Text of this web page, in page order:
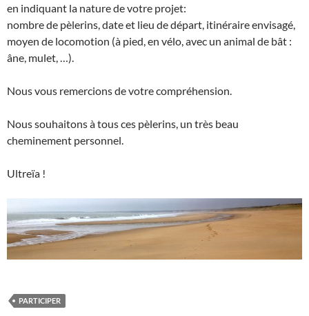
en indiquant la nature de votre projet:
nombre de pèlerins, date et lieu de départ, itinéraire envisagé,
moyen de locomotion (à pied, en vélo, avec un animal de bât :
âne, mulet, …).
Nous vous remercions de votre compréhension.
Nous souhaitons à tous ces pèlerins, un très beau
cheminement personnel.
Ultreïa !
PARTICIPER